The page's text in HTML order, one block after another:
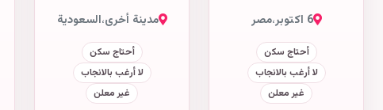
6 اكتوبر ،مصر
أحتاج سكن
لا أرغب بالانجاب
غير معلن
مدينة أخرى،السعودية
أحتاج سكن
لا أرغب بالانجاب
غير معلن